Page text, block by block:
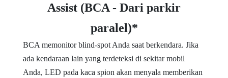
Assist (BCA - Dari parkir
paralel)*
BCA memonitor blind-spot Anda saat berkendara. Jika
ada kendaraan lain yang terdeteksi di sekitar mobil
Anda, LED pada kaca spion akan menyala memberikan